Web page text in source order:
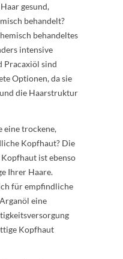
gesund,
behandelt?
behandeltes
intensive
Pracaxiöl sind
Optionen, da sie
die Haarstruktur
eine trockene,
Kopfhaut? Die
ist ebenso
Ihrer Haare.
für empfindliche
eine
Kopfhaut